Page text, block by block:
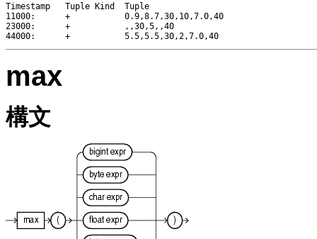
Timestamp   Tuple Kind  Tuple
11000:      +           0.9,8.7,30,10,7.0,40
23000:      +           ,,30,5,,40
max
構文